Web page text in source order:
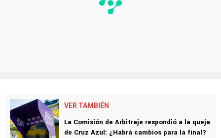
VER TAMBIÉN
La Comisión de Arbitraje respondió a la queja
de Cruz Azul: ¿Habrá cambios para la final?